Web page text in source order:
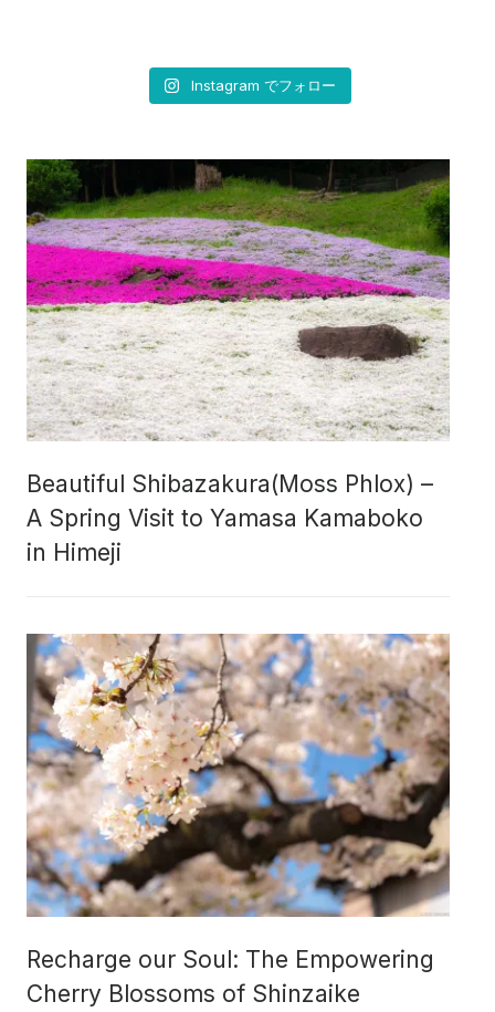
Instagram でフォロー
Beautiful Shibazakura(Moss Phlox) –
A Spring Visit to Yamasa Kamaboko
in Himeji
Recharge our Soul: The Empowering
Cherry Blossoms of Shinzaike